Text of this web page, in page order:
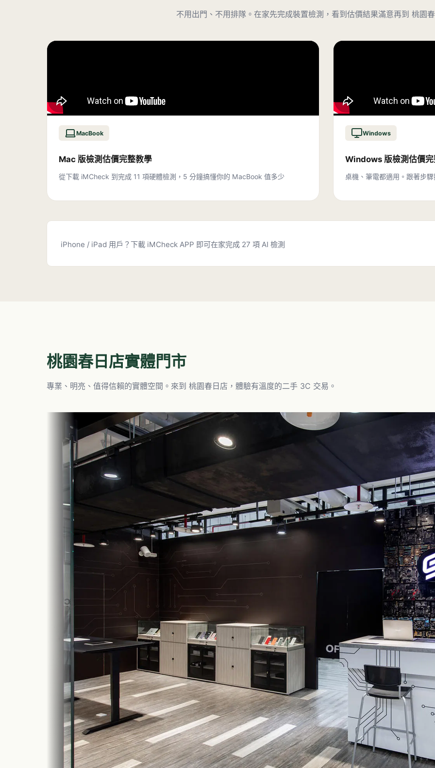
不用出門、不用排隊。在家先完成裝置檢測，看到估價結果滿意再到 桃園
MacBook
Mac 版檢測估價完整教學
從下載 iMCheck 到完成 11 項硬體檢測，5 分鐘搞懂你的 MacBook 值多少
Windows
Windows 版檢測估價完
桌機、筆電都適用。跟著步
iPhone / iPad 用戶？下載 iMCheck APP 即可在家完成 27 項 AI 檢測
桃園春日店實體門市
專業、明亮、值得信賴的實體空間。來到 桃園春日店 ，體驗有溫度的二手 3C 交易。